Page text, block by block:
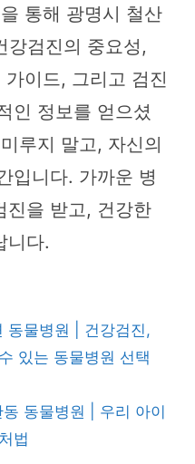
통해 광명시 철산
강검진의 중요성,
이드, 그리고 검진
인 정보를 얻으셨
루지 말고, 자신의
입니다. 가까운 병
진을 받고, 건강한
니다.
동물병원 | 건강검진,
있는 동물병원 선택
동물병원 | 우리 아이
법